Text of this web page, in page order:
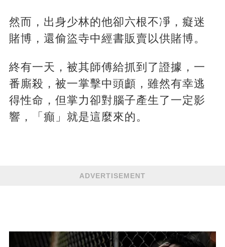
然而，出身少林的他卻六根不凈，癡迷
賭博，還偷盜寺中經書販賣以供賭博。
終有一天，被其師傅給抓到了證據，一
番廝殺，被一掌擊中頭顱，雖然有幸逃
得性命，但掌力卻對腦子產生了一定影
響，「癲」就是這麼來的。
ADVERTISEMENT